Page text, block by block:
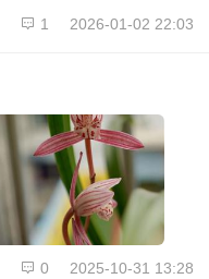
1 2026-01-02 22:03
0 2025-10-31 13:28